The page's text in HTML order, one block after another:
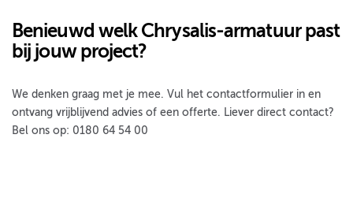
Benieuwd welk Chrysalis-armatuur past
bij jouw project?
We denken graag met je mee. Vul het contactformulier in en
ontvang vrijblijvend advies of een offerte. Liever direct contact?
Bel ons op: 0180 64 54 00